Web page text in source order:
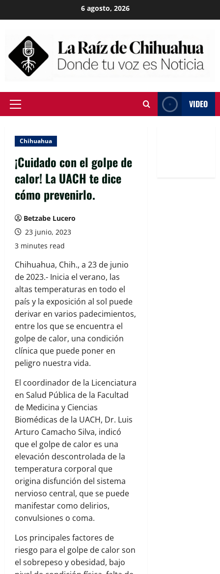
to
6 agosto, 2026
Primary
VIDEO
Chihuahua
¡Cuidado con el golpe de
calor! La UACH te dice
cómo prevenirlo.
Betzabe Lucero
23 junio, 2023
3 minutes read
Chihuahua, Chih., a 23 de junio
de 2023.- Inicia el verano, las
altas temperaturas en todo el
país y la exposición al sol puede
derivar en varios padecimientos,
entre los que se encuentra el
golpe de calor, una condición
clínica que puede poner en
peligro nuestra vida.
El coordinador de la Licenciatura
en Salud Pública de la Facultad
de Medicina y Ciencias
Biomédicas de la UACH, Dr. Luis
Arturo Camacho Silva, indicó
que el golpe de calor es una
elevación descontrolada de la
temperatura corporal que
origina disfunción del sistema
nervioso central, que se puede
manifestar como delirios,
convulsiones o coma.
Los principales factores de
riesgo para el golpe de calor son
el sobrepeso y obesidad, bajo